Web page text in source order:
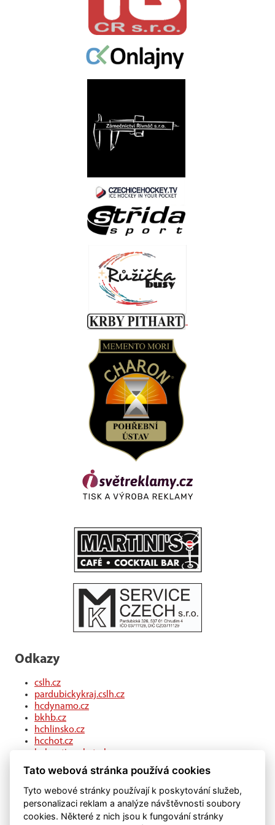
Odkazy
cslh.cz
pardubickykraj.cslh.cz
hcdynamo.cz
bkhb.cz
hchlinsko.cz
hcchot.cz
kohouti-ceskatrebova.cz
hcledec.cz
hclitomysl.cz
hcskutec.cz
hcslovan.com
hcchocen.cz
Tato webová stránka používá cookies
Tyto webové stránky používají k poskytování služeb,
personalizaci reklam a analýze návštěvnosti soubory
cookies. Některé z nich jsou k fungování stránky